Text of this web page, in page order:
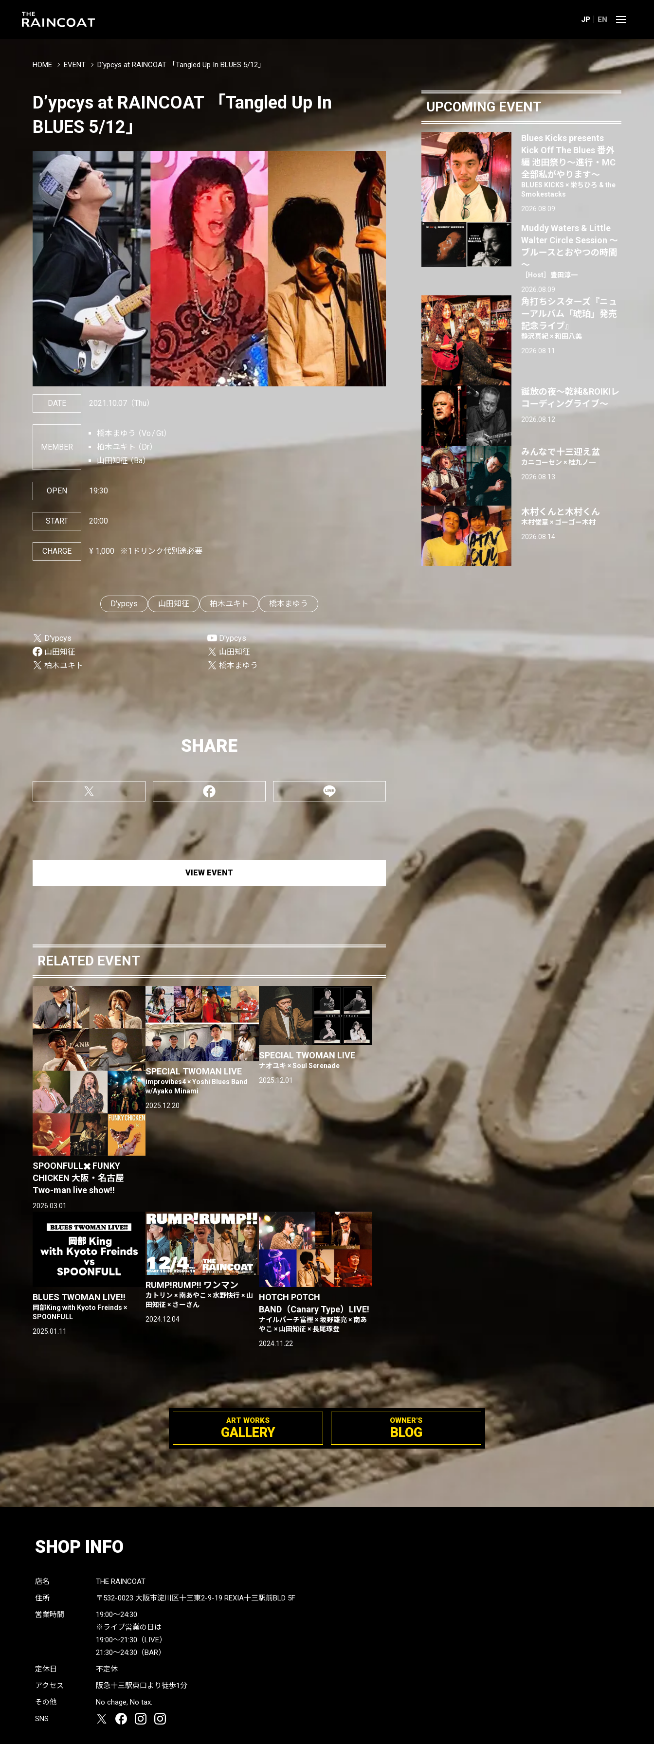
JP EN
HOME EVENT D’ypcys at RAINCOAT 「Tangled Up In BLUES 5/12」
D’ypcys at RAINCOAT 「Tangled Up In
BLUES 5/12」
DATE 2021.10.07（Thu）
MEMBER
橋本まゆう Vo
Gt
柏木ユキト
Dr
山田知征
Ba
OPEN 19:30
START 20:00
CHARGE ¥ 1,000 ※1ドリンク代別途必要
D'ypcys 山田知征 柏木ユキト 橋本まゆう
D'ypcys
D'ypcys
山田知征
山田知征
柏木ユキト
橋本まゆう
SHARE
VIEW EVENT
RELATED EVENT
SPOONFULL✖️ FUNKY
CHICKEN 大阪・名古屋
Two-man live show‼︎
2026.03.01
SPECIAL TWOMAN LIVE
improvibes4 × Yoshi Blues Band
w/Ayako Minami
2025.12.20
SPECIAL TWOMAN LIVE
ナオユキ × Soul Serenade
2025.12.01
BLUES TWOMAN LIVE!!
岡部King with Kyoto Freinds ×
SPOONFULL
2025.01.11
RUMP!RUMP!! ワンマン
カトリン × 南あやこ × 水野快行 × 山
田知征 × さーさん
2024.12.04
HOTCH POTCH
BAND（Canary Type）LIVE!
ナイルパーチ富樫 × 坂野雄亮 × 南あ
やこ × 山田知征 × 長尾琢登
2024.11.22
UPCOMING EVENT
Blues Kicks presents
Kick Off The Blues 番外
編 池田祭り〜進行・MC
全部私がやります〜
BLUES KICKS × 栄ちひろ & the
Smokestacks
2026.08.09
Muddy Waters & Little
Walter Circle Session ～
ブルースとおやつの時間
～
［Host］豊田淳一
2026.08.09
角打ちシスターズ『ニュ
ーアルバム「琥珀」発売
記念ライブ』
静沢真紀 × 和田八美
2026.08.11
誕放の夜〜乾純&ROIKIレ
コーディングライブ〜
2026.08.12
みんなで十三迎え盆
カニコーセン × 桂九ノ一
2026.08.13
木村くんと木村くん
木村俊章 × ゴーゴー木村
2026.08.14
ART WORKS
GALLERY
OWNER'S
BLOG
SHOP INFO
店名
THE RAINCOAT
住所
〒532-0023 大阪市淀川区十三東2-9-19 REXIA十三駅前BLD 5F
営業時間
19:00〜24:30
※ライブ営業の日は
19:00〜21:30（LIVE）
21:30〜24:30（BAR）
定休日
不定休
アクセス
阪急十三駅東口より徒歩1分
その他
No chage, No tax.
SNS